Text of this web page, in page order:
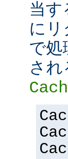
当す
に
で処
さ